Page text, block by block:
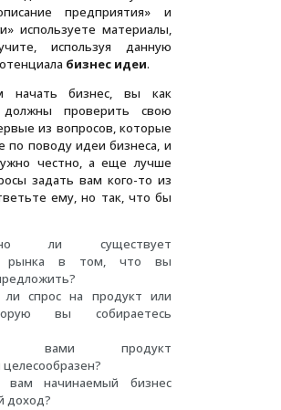
предприятия» и
используете материалы,
используя данную
бизнес идеи.
начать бизнес, вы как
должны проверить свою
из вопросов, которые
по поводу идеи бизнеса, и
честно, а еще лучше
задать вам кого-то из
ему, но так, что бы
ли существует
рынка в том, что вы
ли спрос на продукт или
вы собираетесь
вами продукт
вам начинаемый бизнес
доход?